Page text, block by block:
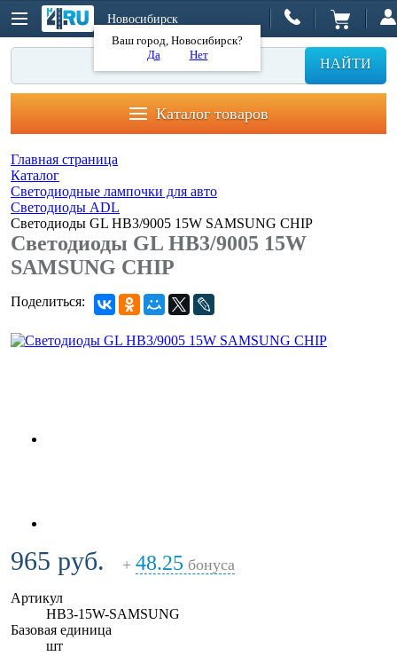
Новосибирск
Ваш город, Новосибирск?
Да
Нет
НАЙТИ
Каталог товаров
Главная страница
Каталог
Светодиодные лампочки для авто
Светодиоды ADL
Светодиоды GL HB3/9005 15W SAMSUNG CHIP
Светодиоды GL HB3/9005 15W
SAMSUNG CHIP
Поделиться:
965 руб. + 48.25 бонуса
Артикул
HB3-15W-SAMSUNG
Базовая единица
шт